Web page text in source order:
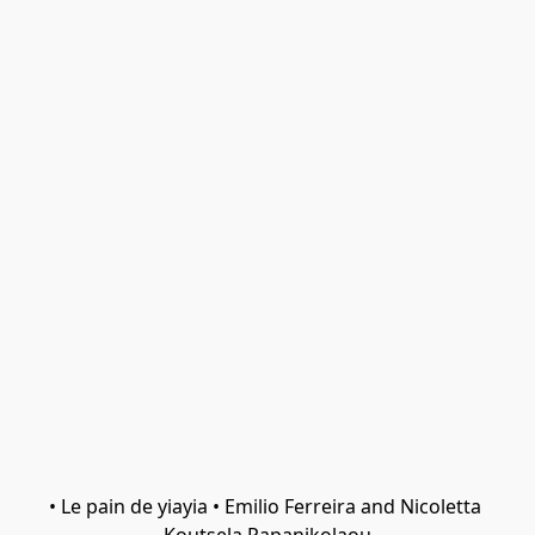
• Le pain de yiayia • Emilio Ferreira and Nicoletta